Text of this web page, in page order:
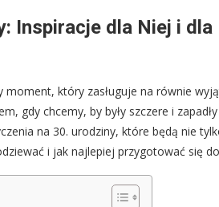
Inspiracje dla Niej i dla
który zasługuje na równie
gdy chcemy, by były szczere i
na 30. urodziny, które będą nie
i jak najlepiej przygotować się